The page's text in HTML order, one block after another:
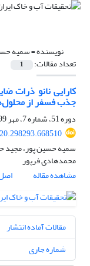
نویسنده =سمیه
تعداد مقالات: 1
کارایی نانو ذرات
جذب فسفر از
دوره 51، شماره 7، مهر 1399، صفحه
سمیه حسین پور، مجید
محمدهادی فرپور
مشاهده مقاله
مقالات آماده انتشار
شماره جاری